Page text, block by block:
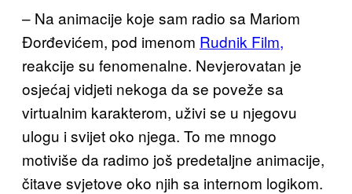
– Na animacije koje sam radio sa Mariom
Đorđevićem, pod imenom Rudnik Film,
reakcije su fenomenalne. Nevjerovatan je
osjećaj vidjeti nekoga da se poveže sa
virtualnim karakterom, uživi se u njegovu
ulogu i svijet oko njega. To me mnogo
motiviše da radimo još predetaljne animacije,
čitave svjetove oko njih sa internom logikom.